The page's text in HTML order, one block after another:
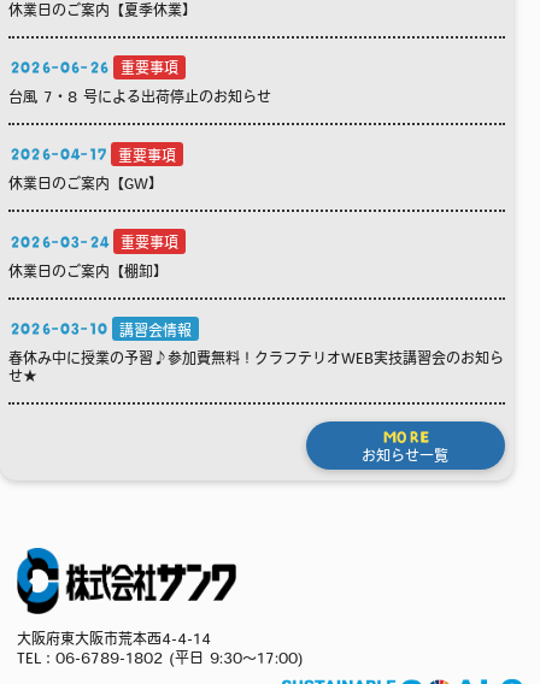
休業日のご案内【夏季休業】
2026-06-26
重要事項
台風 7・8 号による出荷停止のお知らせ
2026-04-17
重要事項
休業日のご案内【GW】
2026-03-24
重要事項
休業日のご案内【棚卸】
2026-03-10
講習会情報
春休み中に授業の予習♪参加費無料！クラフテリオWEB実技講習会のお知ら
せ★
MORE
お知らせ一覧
大阪府東大阪市荒本西4-4-14
TEL： 06-6789-1802 (平日 9:30～17:00)